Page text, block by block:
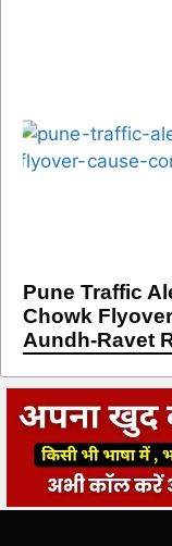
Pune Traffic
Chowk
Aundh-Ravet